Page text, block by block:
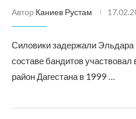
Автор Каниев Рустам
Силовики задержали
составе бандитов
район Дагестана в 1999 …